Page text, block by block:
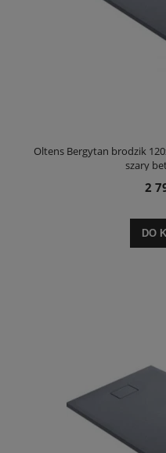
Oltens Bergytan brodzik
szary
2
DO